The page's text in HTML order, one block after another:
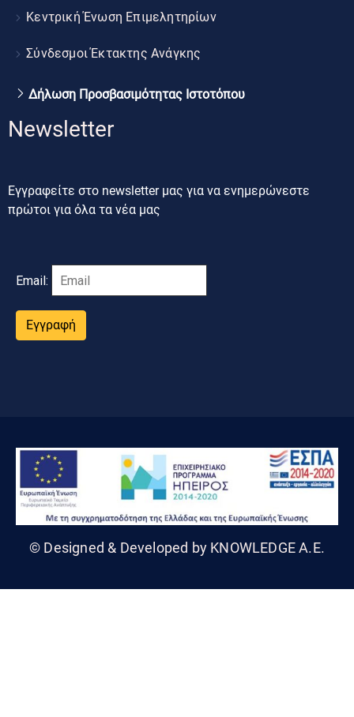
Κεντρική Ένωση Επιμελητηρίων
Σύνδεσμοι Έκτακτης Ανάγκης
Δήλωση Προσβασιμότητας Ιστοτόπου
Newsletter
Εγγραφείτε στο newsletter μας για να ενημερώνεστε
πρώτοι για όλα τα νέα μας
Email:
Εγγραφή
© Designed & Developed by KNOWLEDGE A.E.